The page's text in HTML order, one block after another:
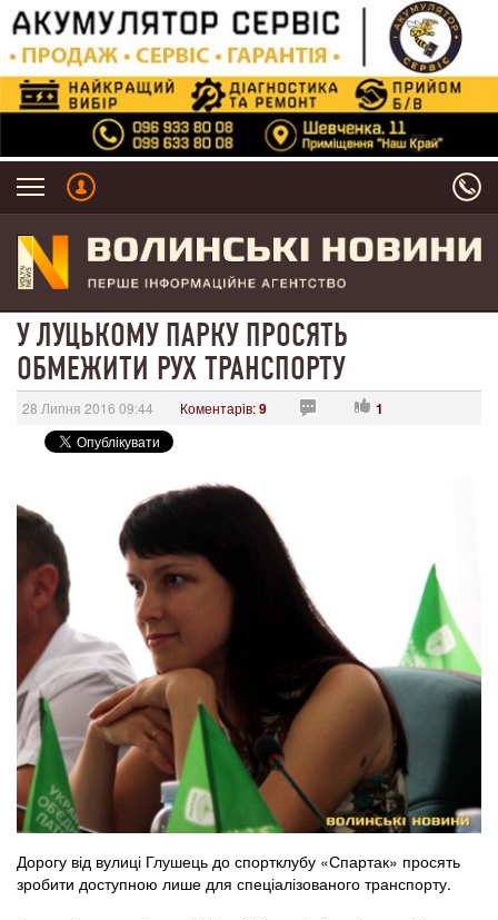
У ЛУЦЬКОМУ ПАРКУ ПРОСЯТЬ
ОБМЕЖИТИ РУХ ТРАНСПОРТУ
28 Липня 2016 09:44 Коментарів:9 1
Дорогу від вулиці Глушець до спортклубу «Спартак» просять
зробити доступною лише для спеціалізованого транспорту.